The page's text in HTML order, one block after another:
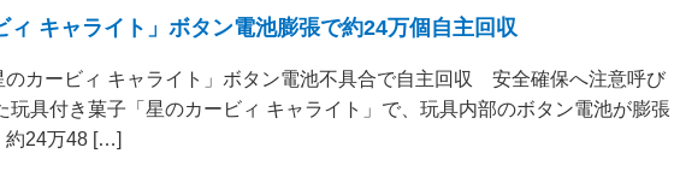
ィ キャライト」ボタン電池膨張で約24万個自主回収
のカービィ キャライト」ボタン電池不具合で自主回収 安全確保へ注意呼び
玩具付き菓子「星のカービィ キャライト」で、玩具内部のボタン電池が膨張
約24万48 […]